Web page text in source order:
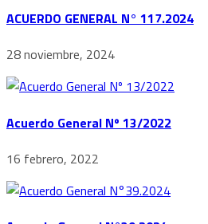
ACUERDO GENERAL N° 117.2024
28 noviembre, 2024
Acuerdo General Nº 13/2022
16 febrero, 2022